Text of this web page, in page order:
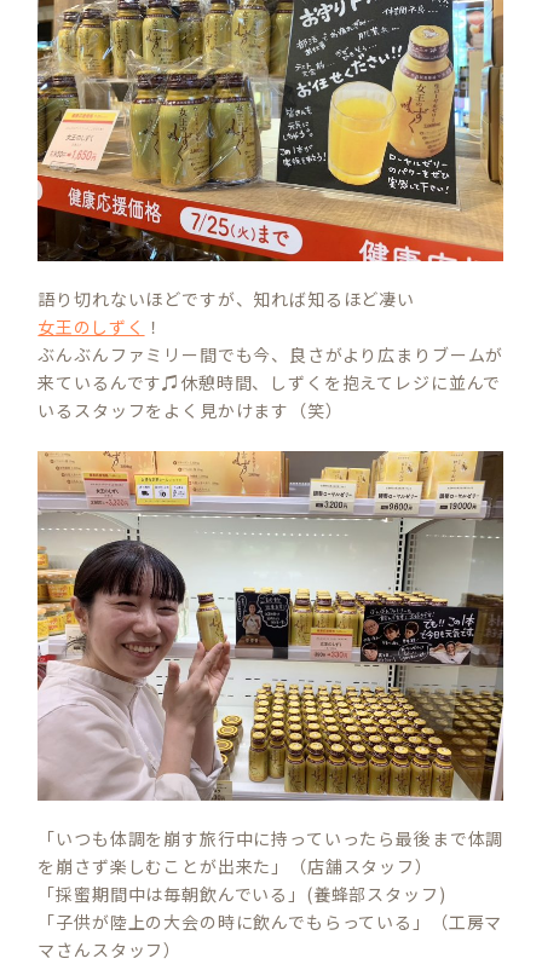
語り切れないほどですが、知れば知るほど凄い
女王のしずく ！
ぶんぶんファミリー間でも今、良さがより広まりブームが
来ているんです♫休憩時間、しずくを抱えてレジに並んで
いるスタッフをよく見かけます（笑）
「いつも体調を崩す旅行中に持っていったら最後まで体調
を崩さず楽しむことが出来た」（店舗スタッフ）
「採蜜期間中は毎朝飲んでいる」(養蜂部スタッフ)
「子供が陸上の大会の時に飲んでもらっている」（工房マ
マさんスタッフ）